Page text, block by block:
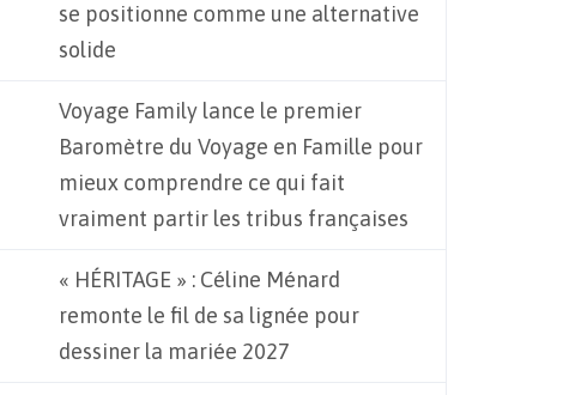
se positionne comme une alternative
solide
Voyage Family lance le premier
Baromètre du Voyage en Famille pour
mieux comprendre ce qui fait
vraiment partir les tribus françaises
« HÉRITAGE » : Céline Ménard
remonte le fil de sa lignée pour
dessiner la mariée 2027